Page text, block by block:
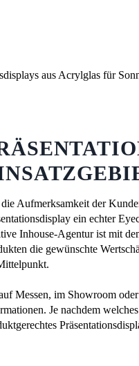
Aufmerksamkeit der
ein echter
Inhouse-Agentur ist mit
die gewünschte
Messen, im Showroom
Je nachdem